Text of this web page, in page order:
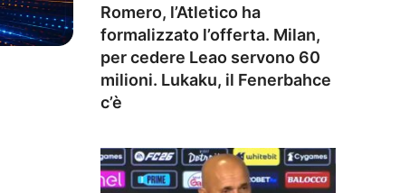
Romero, l’Atletico ha
formalizzato l’offerta. Milan,
per cedere Leao servono 60
milioni. Lukaku, il Fenerbahce
c’è